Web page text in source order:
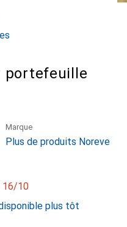
portefeuille
Marque
Plus de produits Noreve
16/10
plus tôt